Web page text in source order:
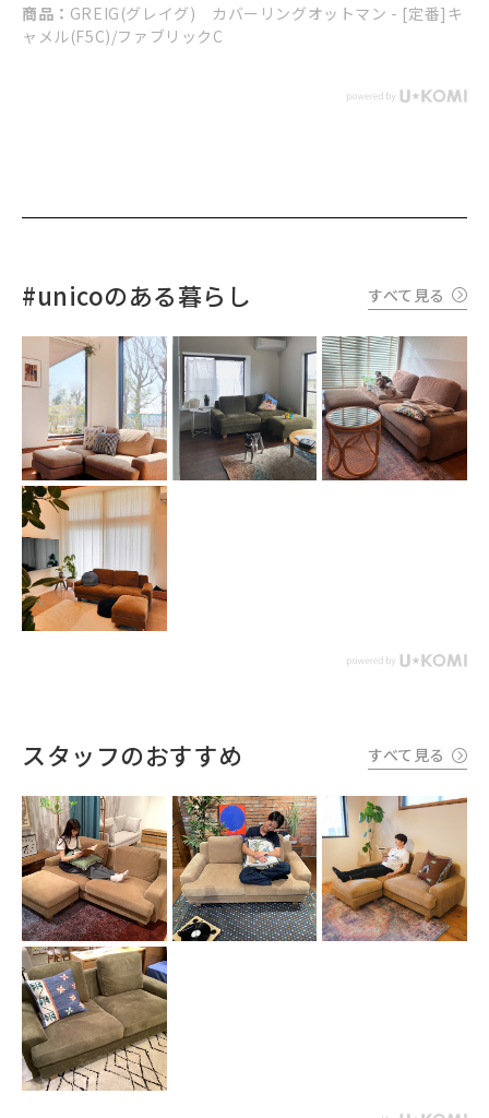
商品： GREIG(グレイグ) カバーリングオットマン - [定番]キ
ャメル(F5C)/ファブリックC
#unicoのある暮らし すべて見る
スタッフのおすすめ すべて見る